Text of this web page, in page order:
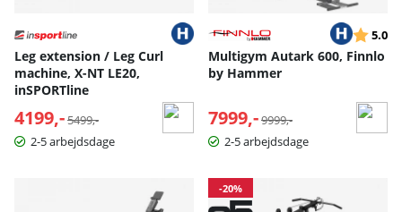
Leg extension / Leg Curl
machine, X-NT LE20,
inSPORTline
4199,- Normalpris:
5499,-
2-5 arbejdsdage
5.0
Multigym Autark 600, Finnlo
by Hammer
7999,- Normalpris:
9999,-
2-5 arbejdsdage
-20%